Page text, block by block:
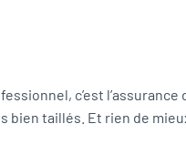
c’est l’assurance
taillés. Et rien de